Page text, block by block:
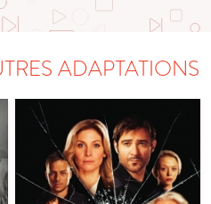
ADAPTATIONS